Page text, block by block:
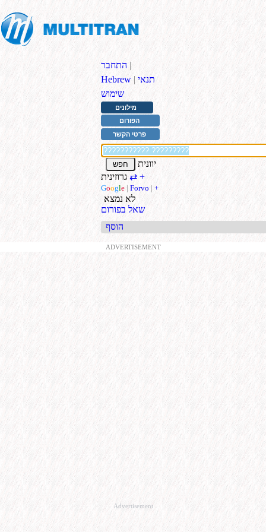
התחבר |
Hebrew | תנאי
שימוש
מילונים
הפורום
פרטי הקשר
יוונית
⇄ +
Google | Forvo | +
לא נמצא
שאל בפורום
הוסף
ADVERTISEMENT
Advertisement